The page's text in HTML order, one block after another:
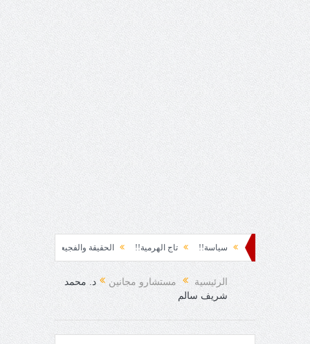
نشوة!! سياسة!! تاج الهرمية!! الحقيقة والفجيعة!! لِقاءُ في المَطَرِ!
المفاجئ!
الرئيسية مستشارو مجانين
د. محمد
شريف سالم